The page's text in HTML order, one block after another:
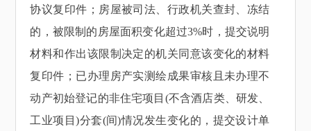
协议复印件；房屋被司法、行政机关查封、冻结
的，被限制的房屋面积变化超过3%时，提交说明
材料和作出该限制决定的机关同意该变化的材料
复印件；已办理房产实测绘成果审核且未办理不
动产初始登记的非住宅项目(不含酒店类、研发、
工业项目)分套(间)情况发生变化的，提交设计单